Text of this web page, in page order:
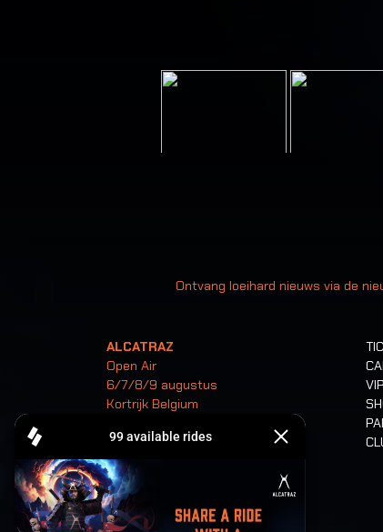
Ontvang loeihard nieuws via de
ALCATRAZ
Open Air
6/7/8/9 augustus
Kortrijk Belgium
Tickets
VIP